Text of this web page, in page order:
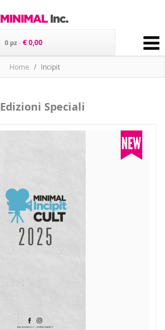
0 pz - € 0,00
Home Incipit
Edizioni Speciali